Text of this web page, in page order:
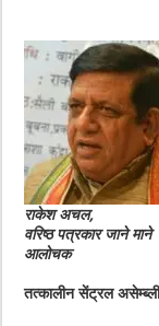
राकेश अचल,
वरिष्ठ पत्रकार जाने माने
आलोचक
तत्कालीन सेंट्रल